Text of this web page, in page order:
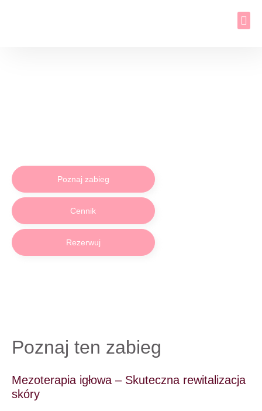
Poznaj zabieg
Cennik
Rezerwuj
Poznaj ten zabieg
Mezoterapia igłowa – Skuteczna rewitalizacja
skóry